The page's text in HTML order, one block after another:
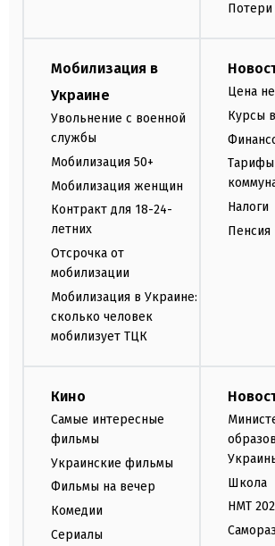
Потери
Мобилизация в
Украине
Увольнение с военной
службы
Мобилизация 50+
Мобилизация женщин
Контракт для 18-24-
летних
Отсрочка от
мобилизации
Мобилизация в Украине:
сколько человек
мобилизует ТЦК
Цена
Курсы
Налоги
Пенсия
Кино
Самые интересные
фильмы
Украинские фильмы
Фильмы на вечер
Комедии
Сериалы
Школа
НМТ